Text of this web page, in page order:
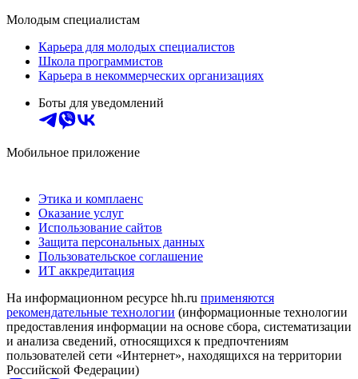
Молодым специалистам
Карьера для молодых специалистов
Школа программистов
Карьера в некоммерческих организациях
Боты для уведомлений
Мобильное приложение
Этика и комплаенс
Оказание услуг
Использование сайтов
Защита персональных данных
Пользовательское соглашение
ИТ аккредитация
На информационном ресурсе hh.ru применяются
рекомендательные технологии (информационные технологии
предоставления информации на основе сбора, систематизации
и анализа сведений, относящихся к предпочтениям
пользователей сети «Интернет», находящихся на территории
Российской Федерации)